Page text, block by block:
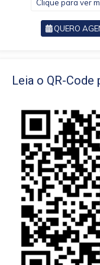
Clique para ver
QUERO
Leia o QR-Code